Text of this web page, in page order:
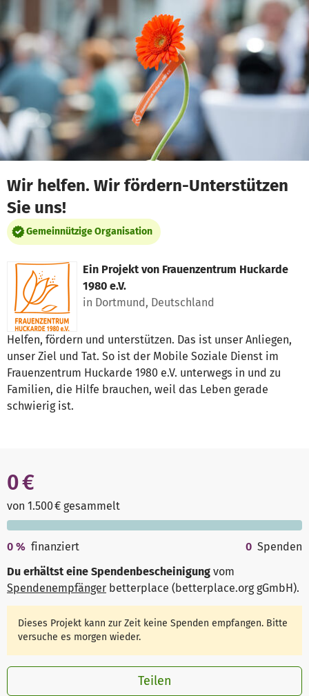
Zum Hauptinhalt springen
Erklärung zur Barrierefreiheit anzeigen
Wir helfen. Wir fördern-Unterstützen
Sie uns!
Gemeinnützige Organisation
Ein Projekt von Frauenzentrum Huckarde
1980 e.V.
in Dortmund, Deutschland
Helfen, fördern und unterstützen. Das ist unser Anliegen,
unser Ziel und Tat. So ist der Mobile Soziale Dienst im
Frauenzentrum Huckarde 1980 e.V. unterwegs in und zu
Familien, die Hilfe brauchen, weil das Leben gerade
schwierig ist.
0 €
von 1.500 € gesammelt
0 % finanziert 0 Spenden
Du erhältst eine Spendenbescheinigung vom
Spendenempfänger betterplace (betterplace.org gGmbH).
Dieses Projekt kann zur Zeit keine Spenden empfangen. Bitte
versuche es morgen wieder.
Teilen